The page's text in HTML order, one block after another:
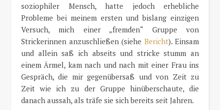
soziophiler Mensch, hatte jedoch erhebliche
Probleme bei meinem ersten und bislang einzigen
Versuch, mich einer „fremden“ Gruppe von
Strickerinnen anzuschließen (siehe Bericht). Einsam
und allein saß ich abseits und stricke stumm an
einem Ärmel, kam nach und nach mit einer Frau ins
Gespräch, die mir gegenübersaß und von Zeit zu
Zeit wie ich zu der Gruppe hinüberschaute, die
danach aussah, als träfe sie sich bereits seit Jahren.